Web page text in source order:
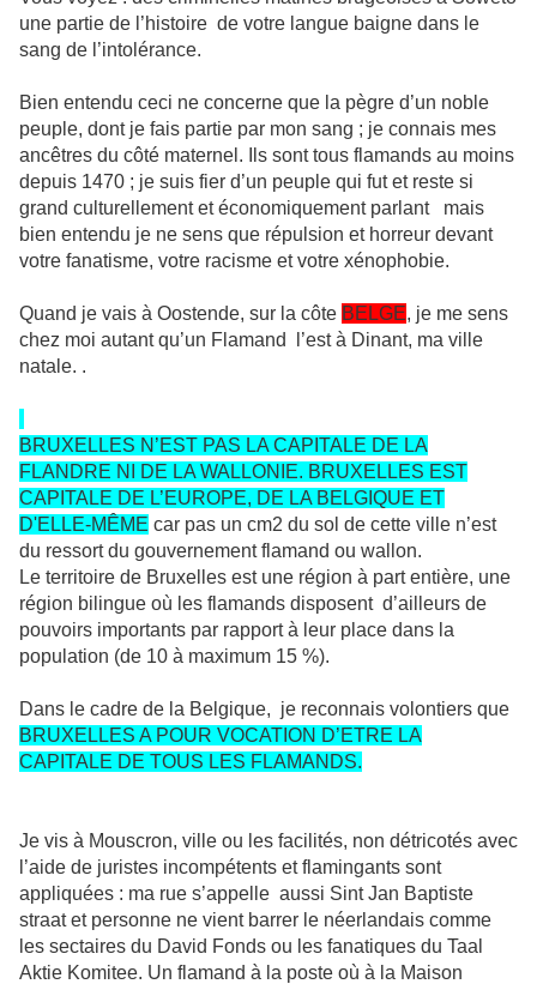
une partie de l’histoire de votre langue baigne dans le
sang de l’intolérance.
Bien entendu ceci ne concerne que la pègre d’un noble
peuple, dont je fais partie par mon sang ; je connais mes
ancêtres du côté maternel. Ils sont tous flamands au moins
depuis 1470 ; je suis fier d’un peuple qui fut et reste si
grand culturellement et économiquement parlant
mais
bien entendu je ne sens que répulsion et horreur devant
votre fanatisme, votre racisme et votre xénophobie.
Quand je vais à Oostende, sur la côte BELGE, je me sens
chez moi autant qu’un Flamand
l’est à Dinant, ma ville
natale. .
BRUXELLES N’EST PAS LA CAPITALE DE LA
FLANDRE NI DE LA WALLONIE. BRUXELLES EST
CAPITALE DE L’EUROPE, DE LA BELGIQUE ET
D'ELLE-MÊME car pas un cm2 du sol de cette ville n’est
du ressort du gouvernement flamand ou wallon.
Le territoire de Bruxelles est une région à part entière, une
région bilingue où les flamands disposent d’ailleurs de
pouvoirs importants par rapport à leur place dans la
population (de 10 à maximum 15 %).
Dans le cadre de la Belgique, je reconnais volontiers que
BRUXELLES A POUR VOCATION D’ETRE LA
CAPITALE DE TOUS LES FLAMANDS.
Je vis à Mouscron, ville ou les facilités, non détricotés avec
l’aide de juristes incompétents et flamingants sont
appliquées : ma rue s’appelle aussi Sint Jan Baptiste
straat et personne ne vient barrer le néerlandais comme
les sectaires du David Fonds ou les fanatiques du Taal
Aktie Komitee. Un flamand à la poste où à la Maison